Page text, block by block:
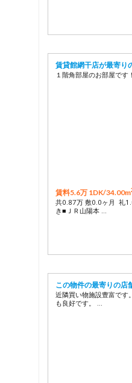
賃貸館網干店が最寄り
１階角部屋のお部屋です
賃料5.6万 1DK/34.00m
共0.87万 敷0.0ヶ月 礼
き■ＪＲ山陽本 …
この物件の最寄りの店
近隣買い物施設豊富です
も良好です。 …